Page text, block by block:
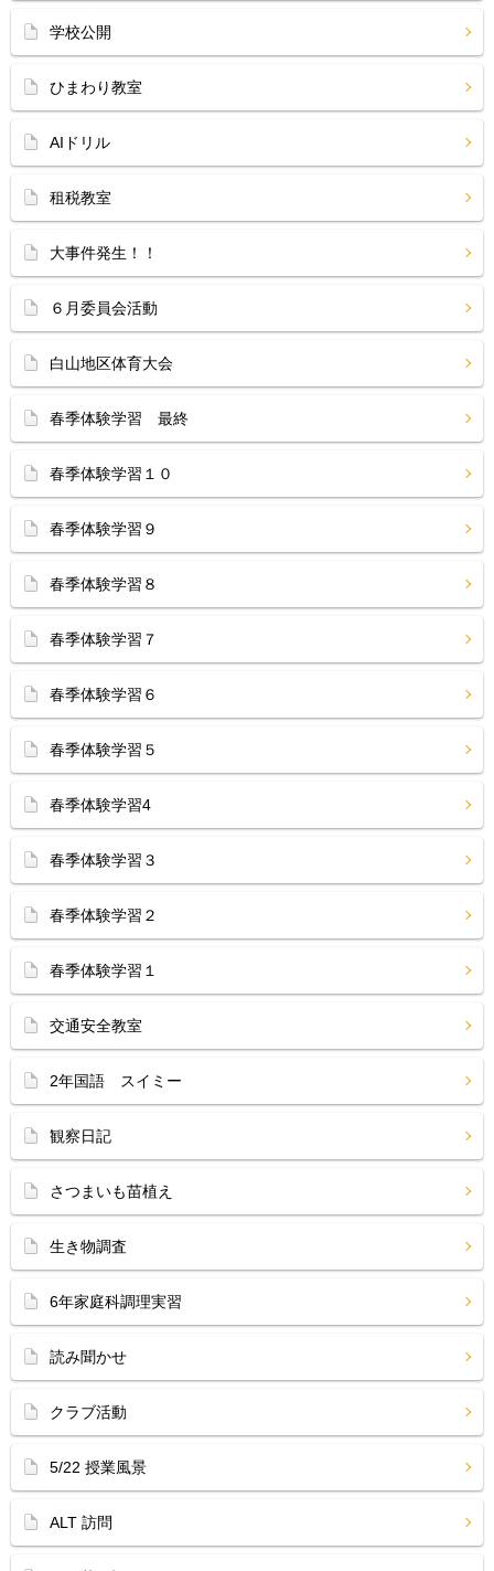
学校公開
ひまわり教室
AIドリル
租税教室
大事件発生！！
６月委員会活動
白山地区体育大会
春季体験学習 最終
春季体験学習１０
春季体験学習９
春季体験学習８
春季体験学習７
春季体験学習６
春季体験学習５
春季体験学習4
春季体験学習３
春季体験学習２
春季体験学習１
交通安全教室
2年国語 スイミー
観察日記
さつまいも苗植え
生き物調査
6年家庭科調理実習
読み聞かせ
クラブ活動
5/22 授業風景
ALT 訪問